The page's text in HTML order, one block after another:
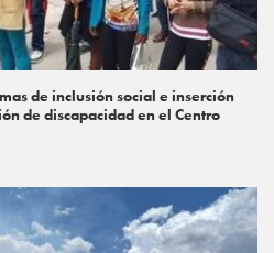
de inclusión social e inserción
de discapacidad en el Centro